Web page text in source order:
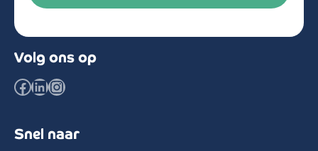
Volg ons op
Facebook
LinkedIn
Instagram
Snel naar